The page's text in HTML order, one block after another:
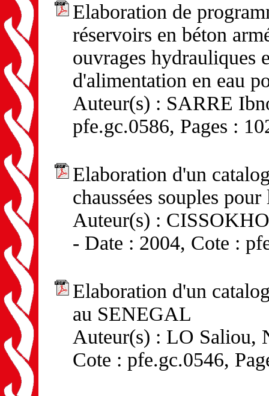
Elaboration de
réservoirs en béton
ouvrages hydrauliques
d'alimentation en eau
Auteur(s) : SARRE
pfe.gc.0586, Pages :
Elaboration d'un
chaussées souples
Auteur(s) :
- Date : 2004, Cote :
Elaboration d'un
au SENEGAL
Auteur(s) : LO Saliou,
Cote : pfe.gc.0546,